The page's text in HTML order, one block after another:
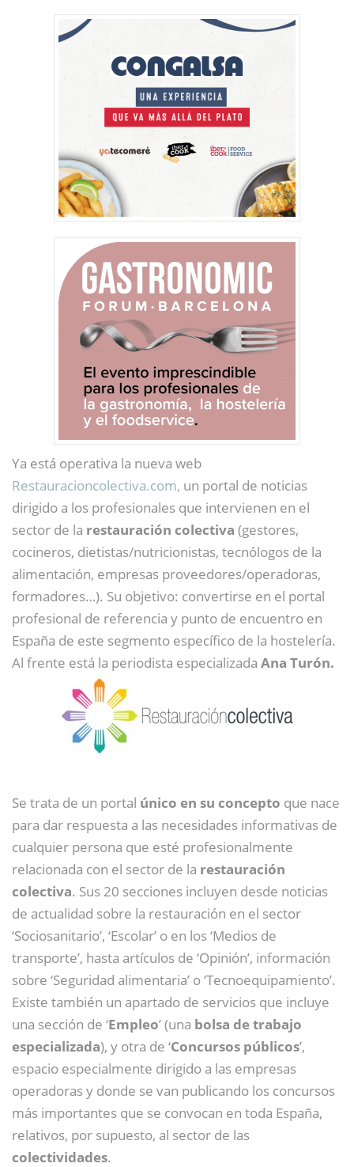
Ya está operativa la nueva web
Restauracioncolectiva.com, un portal de noticias
dirigido a los profesionales que intervienen en el
sector de la restauración colectiva (gestores,
cocineros, dietistas/nutricionistas, tecnólogos de la
alimentación, empresas proveedores/operadoras,
formadores…). Su objetivo: convertirse en el portal
profesional de referencia y punto de encuentro en
España de este segmento específico de la hostelería.
Al frente está la periodista especializada Ana Turón.
Se trata de un portal único en su concepto que nace
para dar respuesta a las necesidades informativas de
cualquier persona que esté profesionalmente
relacionada con el sector de la restauración
colectiva. Sus 20 secciones incluyen desde noticias
de actualidad sobre la restauración en el sector
‘Sociosanitario’, ‘Escolar’ o en los ‘Medios de
transporte’, hasta artículos de ‘Opinión’, información
sobre ‘Seguridad alimentaria’ o ‘Tecnoequipamiento’.
Existe también un apartado de servicios que incluye
una sección de ‘Empleo’ (una bolsa de trabajo
especializada), y otra de ‘Concursos públicos’,
espacio especialmente dirigido a las empresas
operadoras y donde se van publicando los concursos
más importantes que se convocan en toda España,
relativos, por supuesto, al sector de las
colectividades.